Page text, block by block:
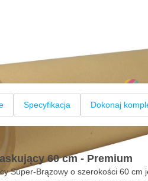
Specyfikacja Dokonaj
60 cm - Premium
Super-Brązowy o szerokości 60 cm